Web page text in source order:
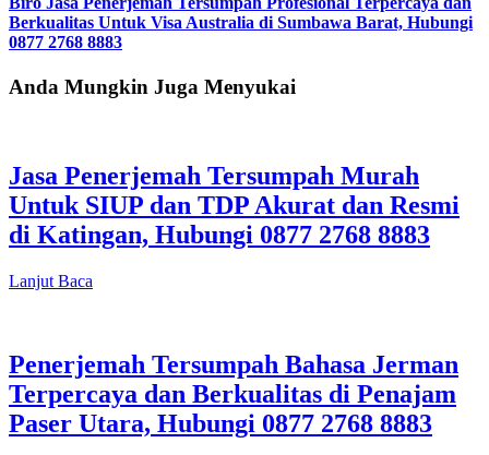
Berkualitas Untuk Visa Australia di Sumbawa Barat, Hubungi
0877 2768 8883
Anda Mungkin Juga Menyukai
Jasa Penerjemah Tersumpah Murah
Untuk SIUP dan TDP Akurat dan Resmi
di Katingan, Hubungi 0877 2768 8883
Lanjut Baca
Penerjemah Tersumpah Bahasa Jerman
Terpercaya dan Berkualitas di Penajam
Paser Utara, Hubungi 0877 2768 8883